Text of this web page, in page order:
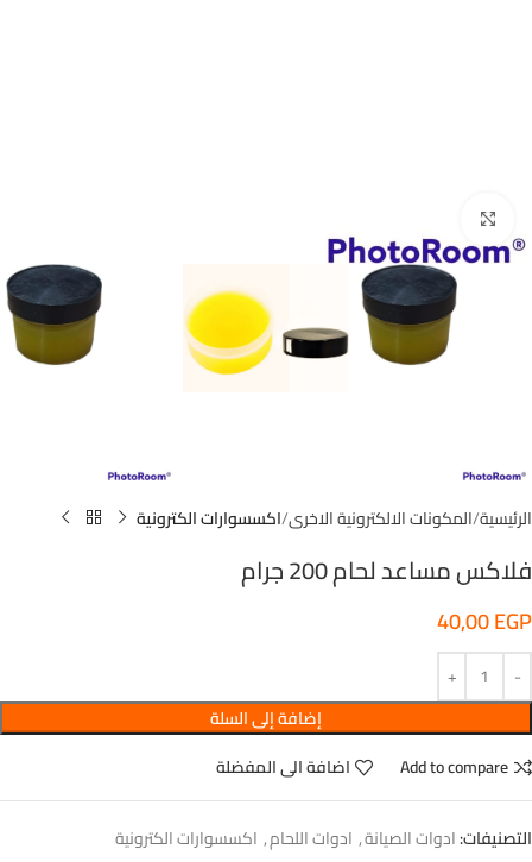
الرئيسية المكونات الالكترونية الاخرى اكسسوارات الكترونية
فلاكس مساعد لحام 200 جرام
40,00EGP
إضافة إلى السلة
Add to compare
اضافة الى المفضلة
التصنيفات:ادوات الصيانة, ادوات اللحام, اكسسوارات الكترونية